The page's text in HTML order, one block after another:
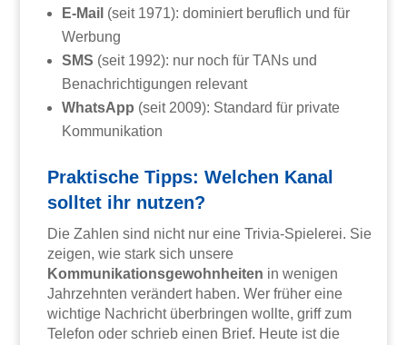
E-Mail (seit 1971): dominiert beruflich und für
Werbung
SMS (seit 1992): nur noch für TANs und
Benachrichtigungen relevant
WhatsApp (seit 2009): Standard für private
Kommunikation
Praktische Tipps: Welchen Kanal
solltet ihr nutzen?
Die Zahlen sind nicht nur eine Trivia-Spielerei. Sie
zeigen, wie stark sich unsere
Kommunikationsgewohnheiten in wenigen
Jahrzehnten verändert haben. Wer früher eine
wichtige Nachricht überbringen wollte, griff zum
Telefon oder schrieb einen Brief. Heute ist die